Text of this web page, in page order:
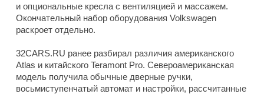
и опциональные кресла с вентиляцией и массажем.
Окончательный набор оборудования Volkswagen
раскроет отдельно.
32CARS.RU ранее разбирал различия американского
Atlas и китайского Teramont Pro. Североамериканская
модель получила обычные дверные ручки,
восьмиступенчатый автомат и настройки, рассчитанные